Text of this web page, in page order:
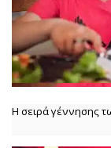
Η σειρά γέννησης